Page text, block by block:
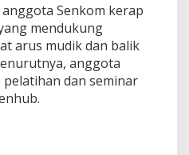
Senkom kerap
mendukung
arus mudik dan balik
anggota
dan seminar